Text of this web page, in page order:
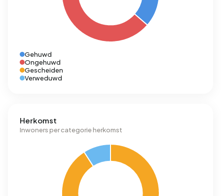
Gehuwd
Ongehuwd
Gescheiden
Verweduwd
Herkomst
Inwoners per categorie herkomst